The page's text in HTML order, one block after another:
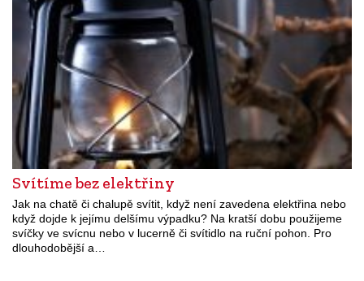
Svítíme bez elektřiny
Jak na chatě či chalupě svítit, když není zavedena elektřina nebo
když dojde k jejímu delšímu výpadku? Na kratší dobu použijeme
svíčky ve svícnu nebo v lucerně či svítidlo na ruční pohon. Pro
dlouhodobější a…